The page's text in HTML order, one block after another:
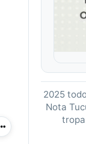
Más acciones
2025
Nota
tropa